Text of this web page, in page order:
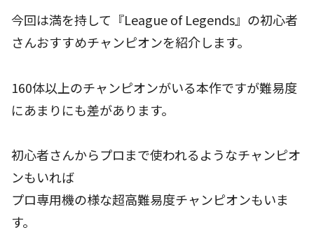
今回は満を持して『League of Legends』の初心者
さんおすすめチャンピオンを紹介します。
160体以上のチャンピオンがいる本作ですが難易度
にあまりにも差があります。
初心者さんからプロまで使われるようなチャンピオ
ンもいれば
プロ専用機の様な超高難易度チャンピオンもいま
す。